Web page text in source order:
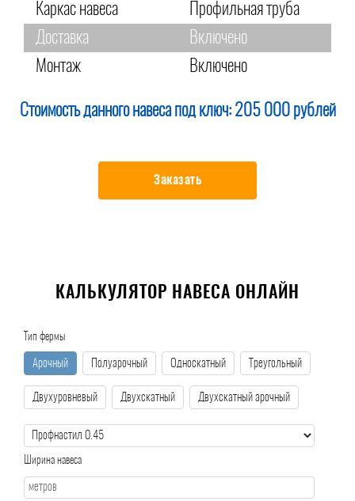
Каркас навеса
Профильная труба
Доставка
Включено
Монтаж
Включено
Стоимость данного навеса под ключ: 205 000 рублей
Заказать
КАЛЬКУЛЯТОР НАВЕСА ОНЛАЙН
Тип фермы
Арочный Полуарочный Односкатный Треугольный
Двухуровневый Двухскатный Двухскатный арочный
Ширина навеса